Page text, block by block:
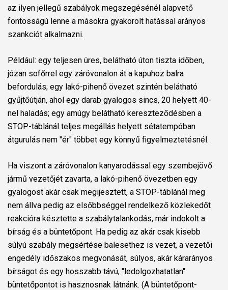
az ilyen jellegű szabályok megszegésénél alapvető
fontosságú lenne a másokra gyakorolt hatással arányos
szankciót alkalmazni.
Például: egy teljesen üres, belátható úton tiszta időben,
józan sofőrrel egy záróvonalon át a kapuhoz balra
befordulás; egy lakó-pihenő övezet szintén belátható
gyűjtőútján, ahol egy darab gyalogos sincs, 20 helyett 40-
nel haladás; egy amúgy belátható kereszteződésben a
STOP-táblánál teljes megállás helyett sétatempóban
átgurulás nem "ér" többet egy könnyű figyelmeztetésnél.
Ha viszont a záróvonalon kanyarodással egy szembejövő
jármű vezetőjét zavarta, a lakó-pihenő övezetben egy
gyalogost akár csak megijesztett, a STOP-táblánál meg
nem állva pedig az elsőbbséggel rendelkező közlekedőt
reakcióra késztette a szabálytalankodás, már indokolt a
bírság és a büntetőpont. Ha pedig az akár csak kisebb
súlyú szabály megsértése balesethez is vezet, a vezetői
engedély időszakos megvonását, súlyos, akár kárarányos
bírságot és egy hosszabb távú, "ledolgozhatatlan"
büntetőpontot is hasznosnak látnánk. (A büntetőpont-